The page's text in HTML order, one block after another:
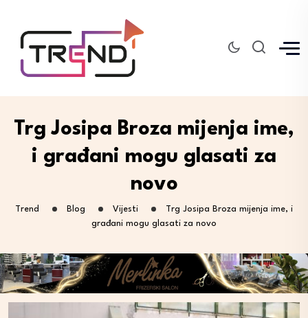
Trg Josipa Broza mijenja ime,
i građani mogu glasati za
novo
Trend Blog Vijesti
Trg Josipa Broza mijenja ime, i
građani mogu glasati za novo